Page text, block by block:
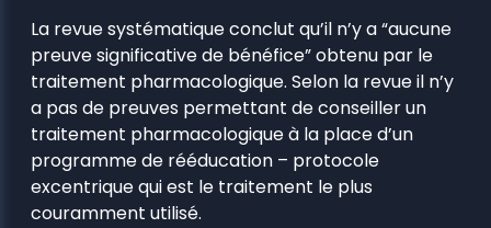
La revue systématique conclut qu’il n’y a “aucune
preuve significative de bénéfice” obtenu par le
traitement pharmacologique. Selon la revue il n’y
a pas de preuves permettant de conseiller un
traitement pharmacologique à la place d’un
programme de rééducation – protocole
excentrique qui est le traitement le plus
couramment utilisé.